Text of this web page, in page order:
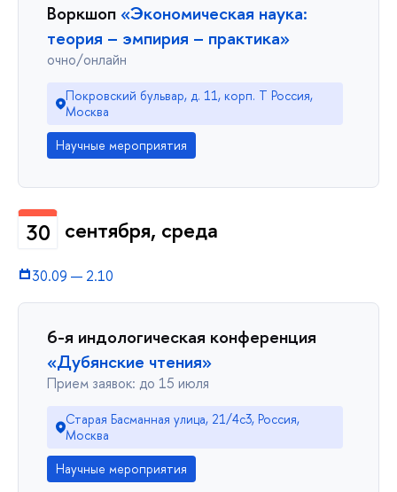
Воркшоп«Экономическая наука:
теория – эмпирия – практика»
очно/онлайн
Покровский бульвар, д. 11, корп. T Россия,
Москва
Научные мероприятия
30 сентября, среда
30.09 — 2.10
6-я индологическая конференция
«Дубянские чтения»
Прием заявок: до 15 июля
Старая Басманная улица, 21/4с3, Россия,
Москва
Научные мероприятия